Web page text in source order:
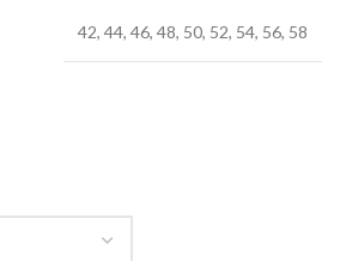
42, 44, 46, 48, 50, 52, 54, 56, 58